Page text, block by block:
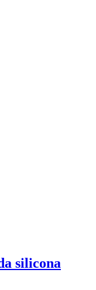
silicona